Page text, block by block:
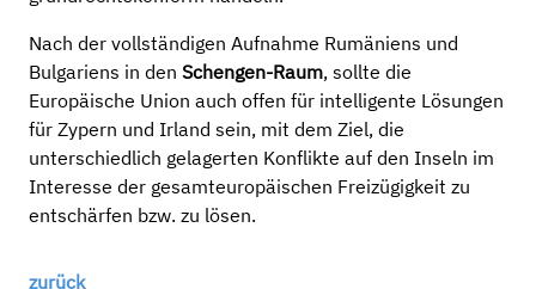
Nach der vollständigen Aufnahme Rumäniens und
Bulgariens in den Schengen-Raum, sollte die
Europäische Union auch offen für intelligente Lösungen
für Zypern und Irland sein, mit dem Ziel, die
unterschiedlich gelagerten Konflikte auf den Inseln im
Interesse der gesamteuropäischen Freizügigkeit zu
entschärfen bzw. zu lösen.
zurück